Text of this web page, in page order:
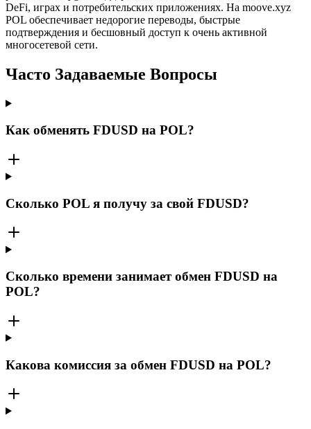
DeFi, играх и потребительских приложениях. На moove.xyz
POL обеспечивает недорогие переводы, быстрые
подтверждения и бесшовный доступ к очень активной
многосетевой сети.
Часто Задаваемые Вопросы
Как обменять FDUSD на POL?
Сколько POL я получу за свой FDUSD?
Сколько времени занимает обмен FDUSD на
POL?
Какова комиссия за обмен FDUSD на POL?